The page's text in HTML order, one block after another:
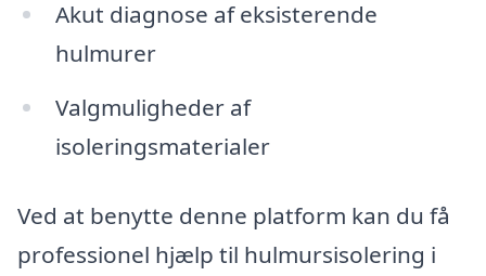
Akut diagnose af eksisterende
hulmurer
Valgmuligheder af
isoleringsmaterialer
Ved at benytte denne platform kan du få
professionel hjælp til hulmursisolering i